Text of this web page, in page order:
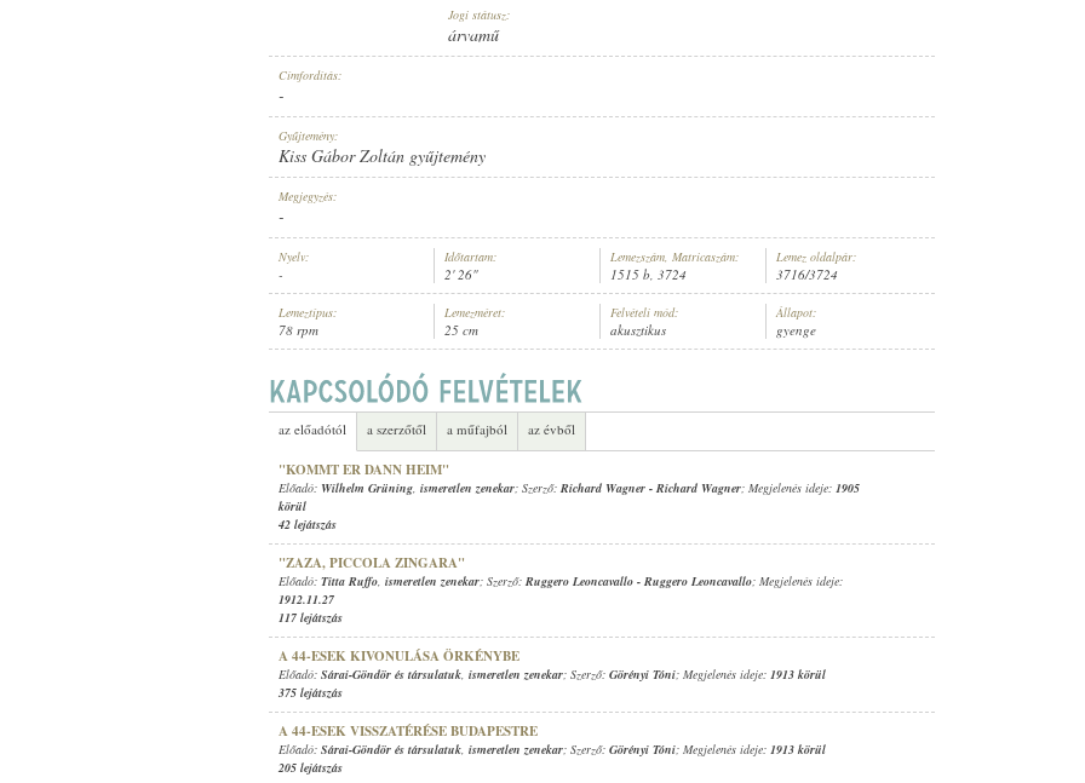
ISMERETLEN ZENEKAR
LEMEZSZÁM:
Jogi státusz:
árvamű
Címfordítás:
-
Gyűjtemény:
Kiss Gábor Zoltán gyűjtemény
Megjegyzés:
-
Nyelv:
-
Időtartam:
2' 26"
Lemezszám, Matricaszám:
1515 b, 3724
Lemez oldalpár:
3716/3724
Lemeztípus:
78 rpm
Lemezméret:
25 cm
Felvételi mód:
akusztikus
Állapot:
gyenge
az előadótól a szerzőtől a műfajból az évből
"KOMMT ER DANN HEIM"
Előadó: Wilhelm Grüning, ismeretlen zenekar; Szerző: Richard Wagner - Richard Wagner; Megjelenés ideje: 1905
körül
42 lejátszás
"ZAZA, PICCOLA ZINGARA"
Előadó: Titta Ruffo, ismeretlen zenekar; Szerző: Ruggero Leoncavallo - Ruggero Leoncavallo; Megjelenés ideje:
1912.11.27
117 lejátszás
A 44-ESEK KIVONULÁSA ÖRKÉNYBE
Előadó: Sárai-Göndör és társulatuk, ismeretlen zenekar; Szerző: Görényi Tóni; Megjelenés ideje: 1913 körül
375 lejátszás
A 44-ESEK VISSZATÉRÉSE BUDAPESTRE
Előadó: Sárai-Göndör és társulatuk, ismeretlen zenekar; Szerző: Görényi Tóni; Megjelenés ideje: 1913 körül
205 lejátszás